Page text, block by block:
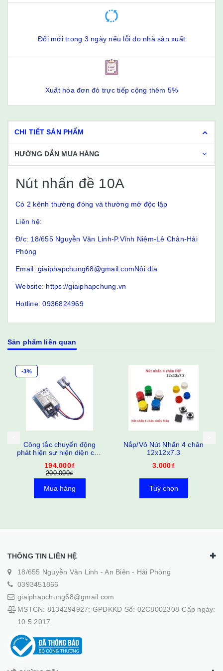
Đổi mới trong 3 ngày nếu lỗi do nhà sản xuất
Xuất hóa đơn đỏ trực tiếp cộng thêm 5%
CHI TIẾT SẢN PHẨM
HƯỚNG DẪN MUA HÀNG
Nút nhấn đề 10A
Có 2 kênh thường đóng và thường mở độc lập
Liên hệ:
Đ/c: 18/655 Nguyễn Văn Linh-P.Vĩnh Niệm-Lê Chân-Hải
Phòng
Email: giaiphapchung68@gmail.comNội địa
Website: https://giaiphapchung.vn
Hotline: 0936824969
Sản phẩm liên quan
-3%
Công tắc chuyển động
phát hiện sự hiện diện của
194.000₫
200.000₫
Mua hàng
Nắp/Vỏ Nút Nhấn 4 chân
12x12x7.3
3.000₫
Tuỳ chọn
THÔNG TIN LIÊN HỆ
18/655 Nguyễn Văn Linh - An Biên - Hải Phòng
0393451866
giaiphapchung68@gmail.com
MSTCN: 8134294927; GPĐKKD Số: 02C8002308-Cấp ngày:
10.5.2017